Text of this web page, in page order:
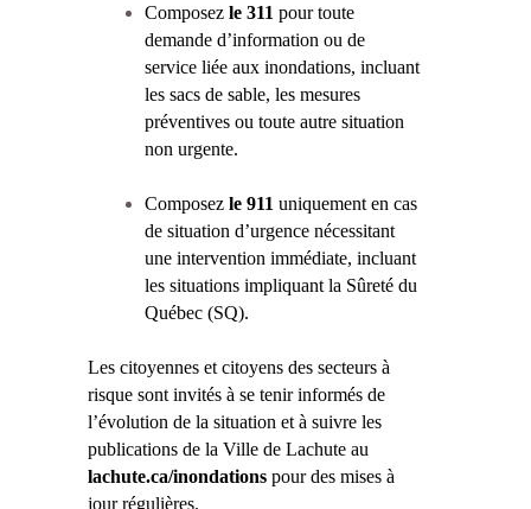
Composez le 311 pour toute
demande d’information ou de
service liée aux inondations, incluant
les sacs de sable, les mesures
préventives ou toute autre situation
non urgente.
Composez le 911 uniquement en cas
de situation d’urgence nécessitant
une intervention immédiate, incluant
les situations impliquant la Sûreté du
Québec (SQ).
Les citoyennes et citoyens des secteurs à
risque sont invités à se tenir informés de
l’évolution de la situation et à suivre les
publications de la Ville de Lachute au
lachute.ca/inondations pour des mises à
jour régulières.